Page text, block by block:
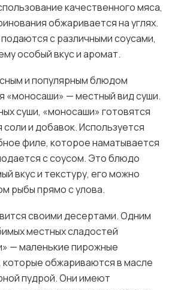
качественного мяса,
обжаривается на углях.
с различными соусами,
особый вкус и аромат.
и популярным блюдом
«моносаши» — местный вид суши.
суши, «моносаши» готовятся
соли и добавок. Используется
филе, которое наматывается
с соусом. Это блюдо
вкус и текстуру, его можно
рыбы прямо с улова.
своими десертами. Одним
местных сладостей
— маленькие пирожные
которые обжариваются в масле
пудрой. Они имеют